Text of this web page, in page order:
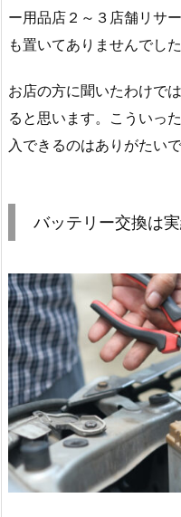
ー用品店２～３店舗リサ
も置いてありませんでし
お店の方に聞いたわけで
ると思います。こういっ
入できるのはありがたい
バッテリー交換は